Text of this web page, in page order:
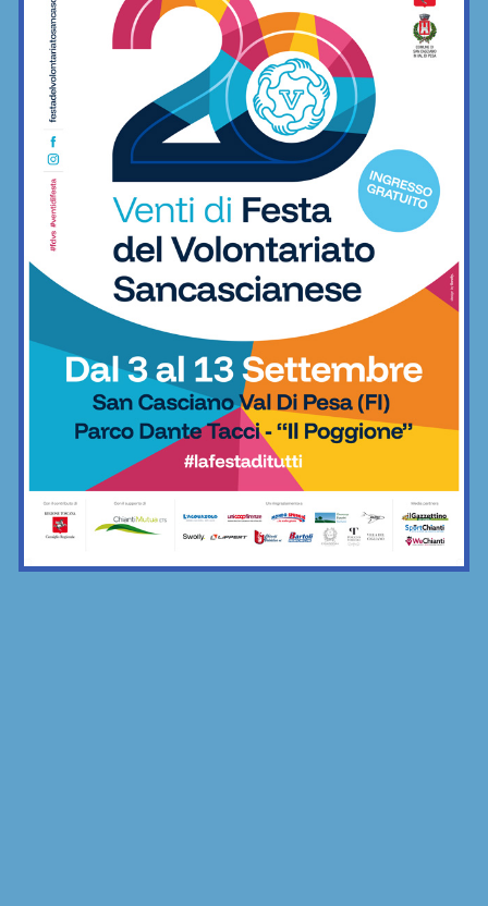
minimo indispensabile
Freestyle 06/12/2022
BAR SPORT...CHIANTI Bar Sport...Chianti
E dopo il derby… ecco il “terzo tempo”:
la merenda comune di Grevigiana e...
Bar Sport...Chianti 17/11/2025